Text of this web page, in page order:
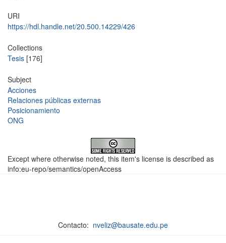
URI
https://hdl.handle.net/20.500.14229/426
Collections
Tesis [176]
Subject
Acciones
Relaciones públicas externas
Posicionamiento
ONG
Except where otherwise noted, this item's license is described as
info:eu-repo/semantics/openAccess
Contacto: nveliz@bausate.edu.pe